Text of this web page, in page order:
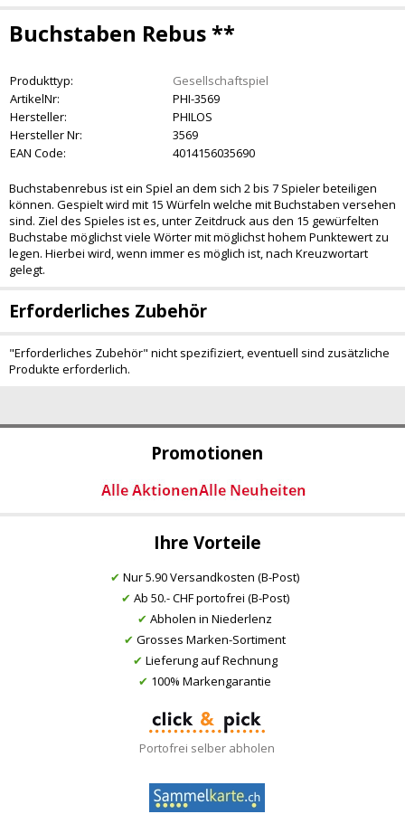
Promotionen
Ihre Vorteile
✔ Nur 5.90 Versandkosten (B-Post)
✔ Ab 50.- CHF portofrei (B-Post)
✔ Abholen in Niederlenz
✔ Grosses Marken-Sortiment
✔ Lieferung auf Rechnung
✔ 100% Markengarantie
Portofrei selber abholen
Buchstaben Rebus **
Produkttyp:
Gesellschaftspiel
ArtikelNr:
PHI-3569
Hersteller:
PHILOS
Hersteller Nr:
3569
EAN Code:
4014156035690
Buchstabenrebus ist ein Spiel an dem sich 2 bis 7 Spieler beteiligen
können. Gespielt wird mit 15 Würfeln welche mit Buchstaben versehen
sind. Ziel des Spieles ist es, unter Zeitdruck aus den 15 gewürfelten
Buchstabe möglichst viele Wörter mit möglichst hohem Punktewert zu
legen. Hierbei wird, wenn immer es möglich ist, nach Kreuzwortart
gelegt.
Erforderliches Zubehör
"Erforderliches Zubehör" nicht spezifiziert, eventuell sind zusätzliche
Produkte erforderlich.